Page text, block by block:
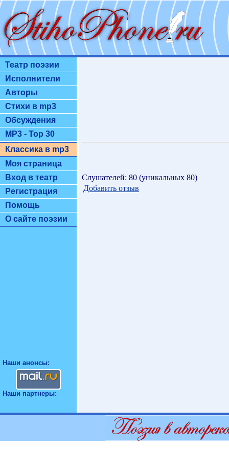
Театр поэзии
Исполнители
Авторы
Стихи в mp3
Обсуждения
MP3 - Top 30
Классика в mp3
Моя страница
Вход в театр
Регистрация
Помощь
О сайте поэзии
Наши анонсы:
Наши партнеры:
Слушателей: 80 (уникальных 80)
Добавить отзыв